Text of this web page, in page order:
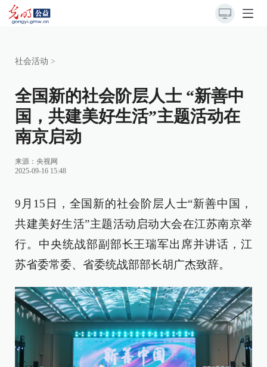
社会活动 >
全国新的社会阶层人士 “新善中
国，共建美好生活”主题活动在
南京启动
来源： 央视网
2025-09-16 15:48
9月15日，全国新的社会阶层人士“新善中国，
共建美好生活”主题活动启动大会在江苏南京举
行。中央统战部副部长王瑞军出席并讲话，江
苏省委常委、省委统战部部长胡广杰致辞。